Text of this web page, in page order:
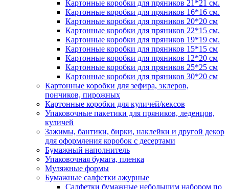
Картонные коробки для пряников 21*21 см.
Картонные коробки для пряников 16*16 см.
Картонные коробки для пряников 20*20 см
Картонные коробки для пряников 22*15 см.
Картонные коробки для пряников 19*19 см.
Картонные коробки для пряников 15*15 см
Картонные коробки для пряников 12*20 см
Картонные коробки для пряников 25*25 см
Картонные коробки для пряников 30*20 см
Картонные коробки для зефира, эклеров,
пончиков, пирожных
Картонные коробки для куличей/кексов
Упаковочные пакетики для пряников, леденцов,
куличей
Зажимы, бантики, бирки, наклейки и другой декор
для оформления коробок с десертами
Бумажный наполнитель
Упаковочная бумага, пленка
Муляжные формы
Бумажные салфетки ажурные
Салфетки бумажные небольшим набором по